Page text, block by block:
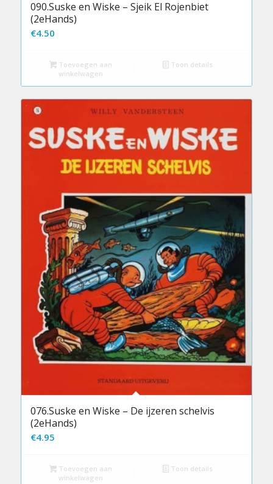
090.Suske en Wiske – Sjeik El Rojenbiet
(2eHands)
€4.50
Toevoegen aan
winkelwagen
Toon details
076.Suske en Wiske – De ijzeren schelvis
(2eHands)
€4.95
Toevoegen aan
winkelwagen
Toon details